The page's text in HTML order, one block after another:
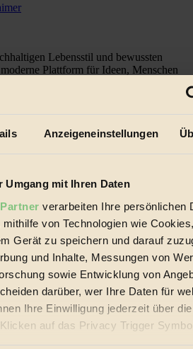
Anzeigeneinstellungen
mit Ihren Daten
verarbeiten Ihre persönlichen
von Technologien wie
Gerät zu speichern und darauf
und Inhalte, Messungen von
sowie Entwicklung von
darüber, wer Ihre Daten für
Ihre Einwilligung jederzeit über
auf das Privacy Trigger
Lebensstil und bewussten
Plattform für Ideen, Menschen
im schnell wachsenden Markt des